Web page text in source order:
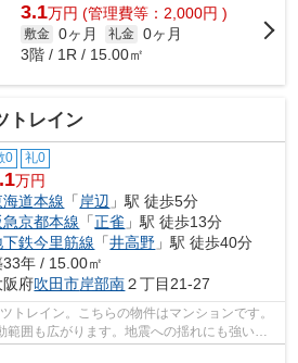
3.1万円 (管理費等：2,000円 )
敷金 0ヶ月 礼金 0ヶ月
3階 / 1R / 15.00㎡
トレイン
0 礼0
万円
海道本線 「岸辺 」駅 徒歩5分
急京都本線 「正雀 」駅 徒歩13分
下鉄今里筋線 「井高野 」駅 徒歩40分
33年 / 15.00㎡
阪府吹田市岸部南２丁目21-27
トレイン。こちらの物件はマンションです。
範囲も広がります。地震への揺れにも強い鉄
内見のご...